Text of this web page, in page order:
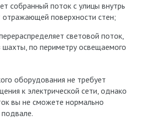
собранный поток с улицы внутрь
отражающей поверхности стен;
световой поток,
по периметру освещаемого
оборудования не требует
к электрической сети, однако
вы не сможете нормально